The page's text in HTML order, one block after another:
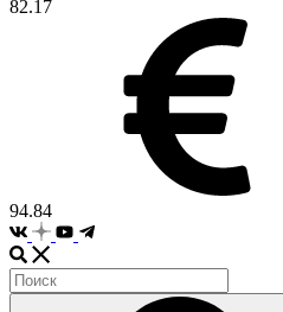
82.17
94.84